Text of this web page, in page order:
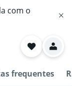
com o
frequentes